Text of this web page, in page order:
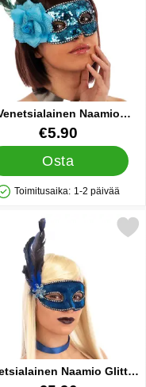
Naamio
Paljeteilla Sininen
39962
€5.90
Osta
Varastossa
Toimitusaika: 1-2 päivää
Sametti suosikiksi
Naamio Glitter
venetsialainen